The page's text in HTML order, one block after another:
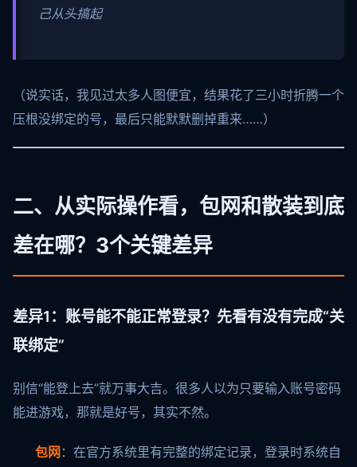
己从头搞起
（说实话，我见过太多人图便宜，结果花了三小时折腾一个
压根没绑定的号，最后只能默默删掉重来……）
二、从实际操作看，包网和散装到底
差在哪？3个关键差异
差异1：账号能不能正常登录？先看有没有完成“关
联绑定”
别信“能登上去”就万事大吉。很多人以为只要输入账号密码
能进游戏，那就是好号，其实不然。
包网 ：在官方系统里有完整的绑定记录，登录时系统自